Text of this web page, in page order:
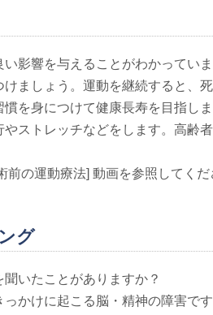
影響を与えることがわかってい
ましょう。運動を継続すると、
を身につけて健康長寿を目指しま
ストレッチなどをします。高齢
の運動療法] 動画を参照してくだ
グ
いたことがありますか？
かけに起こる脳・精神の障害で